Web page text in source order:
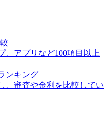
、アプリなど100項目以上
ンキング
、審査や金利を比較してい